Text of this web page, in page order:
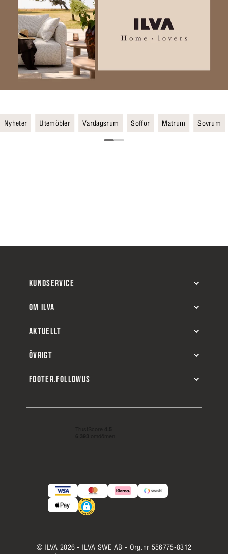
Nyheter Utemöbler Vardagsrum Soffor Matrum Sovrum
KUNDSERVICE
OM ILVA
AKTUELLT
ÖVRIGT
FOOTER.FOLLOWUS
© ILVA 2026 - ILVA SWE AB - Org.nr 556775-8312